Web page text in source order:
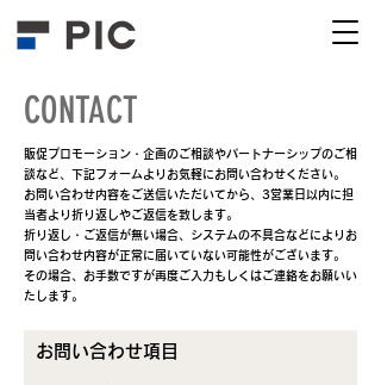
CONTACT
販促プロモーション・企画のご相談やパートナーシップのご相
談など、下記フォームよりお気軽にお問い合わせください。
お問い合わせ内容をご送信いただいてから、3営業日以内に担
当者より折り返しやご返信を致します。
折り返し・ご返信が無い場合、システムの不具合などによりお
問い合わせ内容が正常に届いていない可能性がございます。
その場合、お手数ですが再度ご入力もしくはご連絡をお願いい
たします。
お問い合わせ項目